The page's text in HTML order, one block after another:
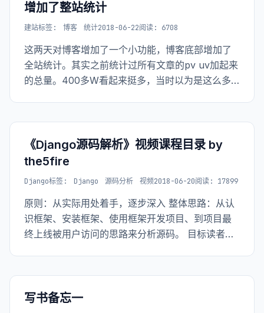
增加了整站统计
建站标签: 博客 统计2018-06-22阅读: 6708
这两天对博客增加了一个小功能，博客底部增加了
全站统计。其实之前统计过所有文章的pv uv加起来
的总量。400多W看起来挺多，当时以为是这么多
网站的一部分，看看数，也比较有趣。
《Django源码解析》视频课程目录 by
the5fire
Django标签: Django 源码分析 视频2018-06-20阅读: 17899
原则：从实际用处着手，逐步深入 整体思路：从认
识框架、安装框架、使用框架开发项目、到项目最
终上线被用户访问的思路来分析源码。 目标读者：
代码
写书备忘一